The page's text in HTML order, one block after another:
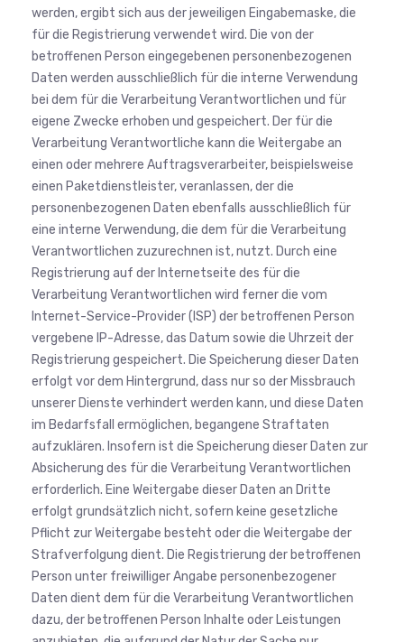
werden, ergibt sich aus der jeweiligen Eingabemaske, die
für die Registrierung verwendet wird. Die von der
betroffenen Person eingegebenen personenbezogenen
Daten werden ausschließlich für die interne Verwendung
bei dem für die Verarbeitung Verantwortlichen und für
eigene Zwecke erhoben und gespeichert. Der für die
Verarbeitung Verantwortliche kann die Weitergabe an
einen oder mehrere Auftragsverarbeiter, beispielsweise
einen Paketdienstleister, veranlassen, der die
personenbezogenen Daten ebenfalls ausschließlich für
eine interne Verwendung, die dem für die Verarbeitung
Verantwortlichen zuzurechnen ist, nutzt. Durch eine
Registrierung auf der Internetseite des für die
Verarbeitung Verantwortlichen wird ferner die vom
Internet-Service-Provider (ISP) der betroffenen Person
vergebene IP-Adresse, das Datum sowie die Uhrzeit der
Registrierung gespeichert. Die Speicherung dieser Daten
erfolgt vor dem Hintergrund, dass nur so der Missbrauch
unserer Dienste verhindert werden kann, und diese Daten
im Bedarfsfall ermöglichen, begangene Straftaten
aufzuklären. Insofern ist die Speicherung dieser Daten zur
Absicherung des für die Verarbeitung Verantwortlichen
erforderlich. Eine Weitergabe dieser Daten an Dritte
erfolgt grundsätzlich nicht, sofern keine gesetzliche
Pflicht zur Weitergabe besteht oder die Weitergabe der
Strafverfolgung dient. Die Registrierung der betroffenen
Person unter freiwilliger Angabe personenbezogener
Daten dient dem für die Verarbeitung Verantwortlichen
dazu, der betroffenen Person Inhalte oder Leistungen